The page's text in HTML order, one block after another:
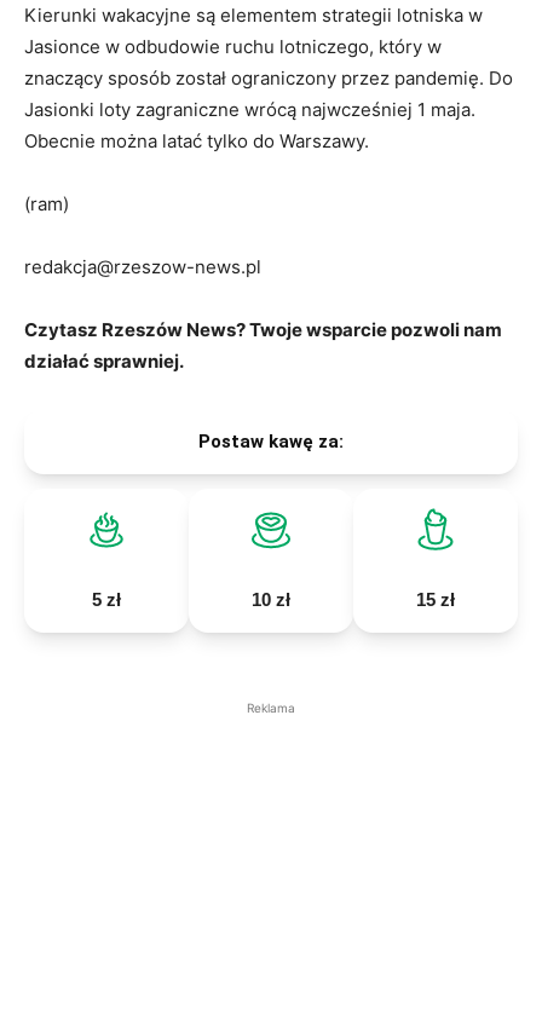
Kierunki wakacyjne są elementem strategii lotniska w
Jasionce w odbudowie ruchu lotniczego, który w
znaczący sposób został ograniczony przez pandemię. Do
Jasionki loty zagraniczne wrócą najwcześniej 1 maja.
Obecnie można latać tylko do Warszawy.
(ram)
redakcja@rzeszow-news.pl
Czytasz Rzeszów News? Twoje wsparcie pozwoli nam
działać sprawniej.
Postaw kawę za:
5 zł 10 zł 15 zł
Reklama